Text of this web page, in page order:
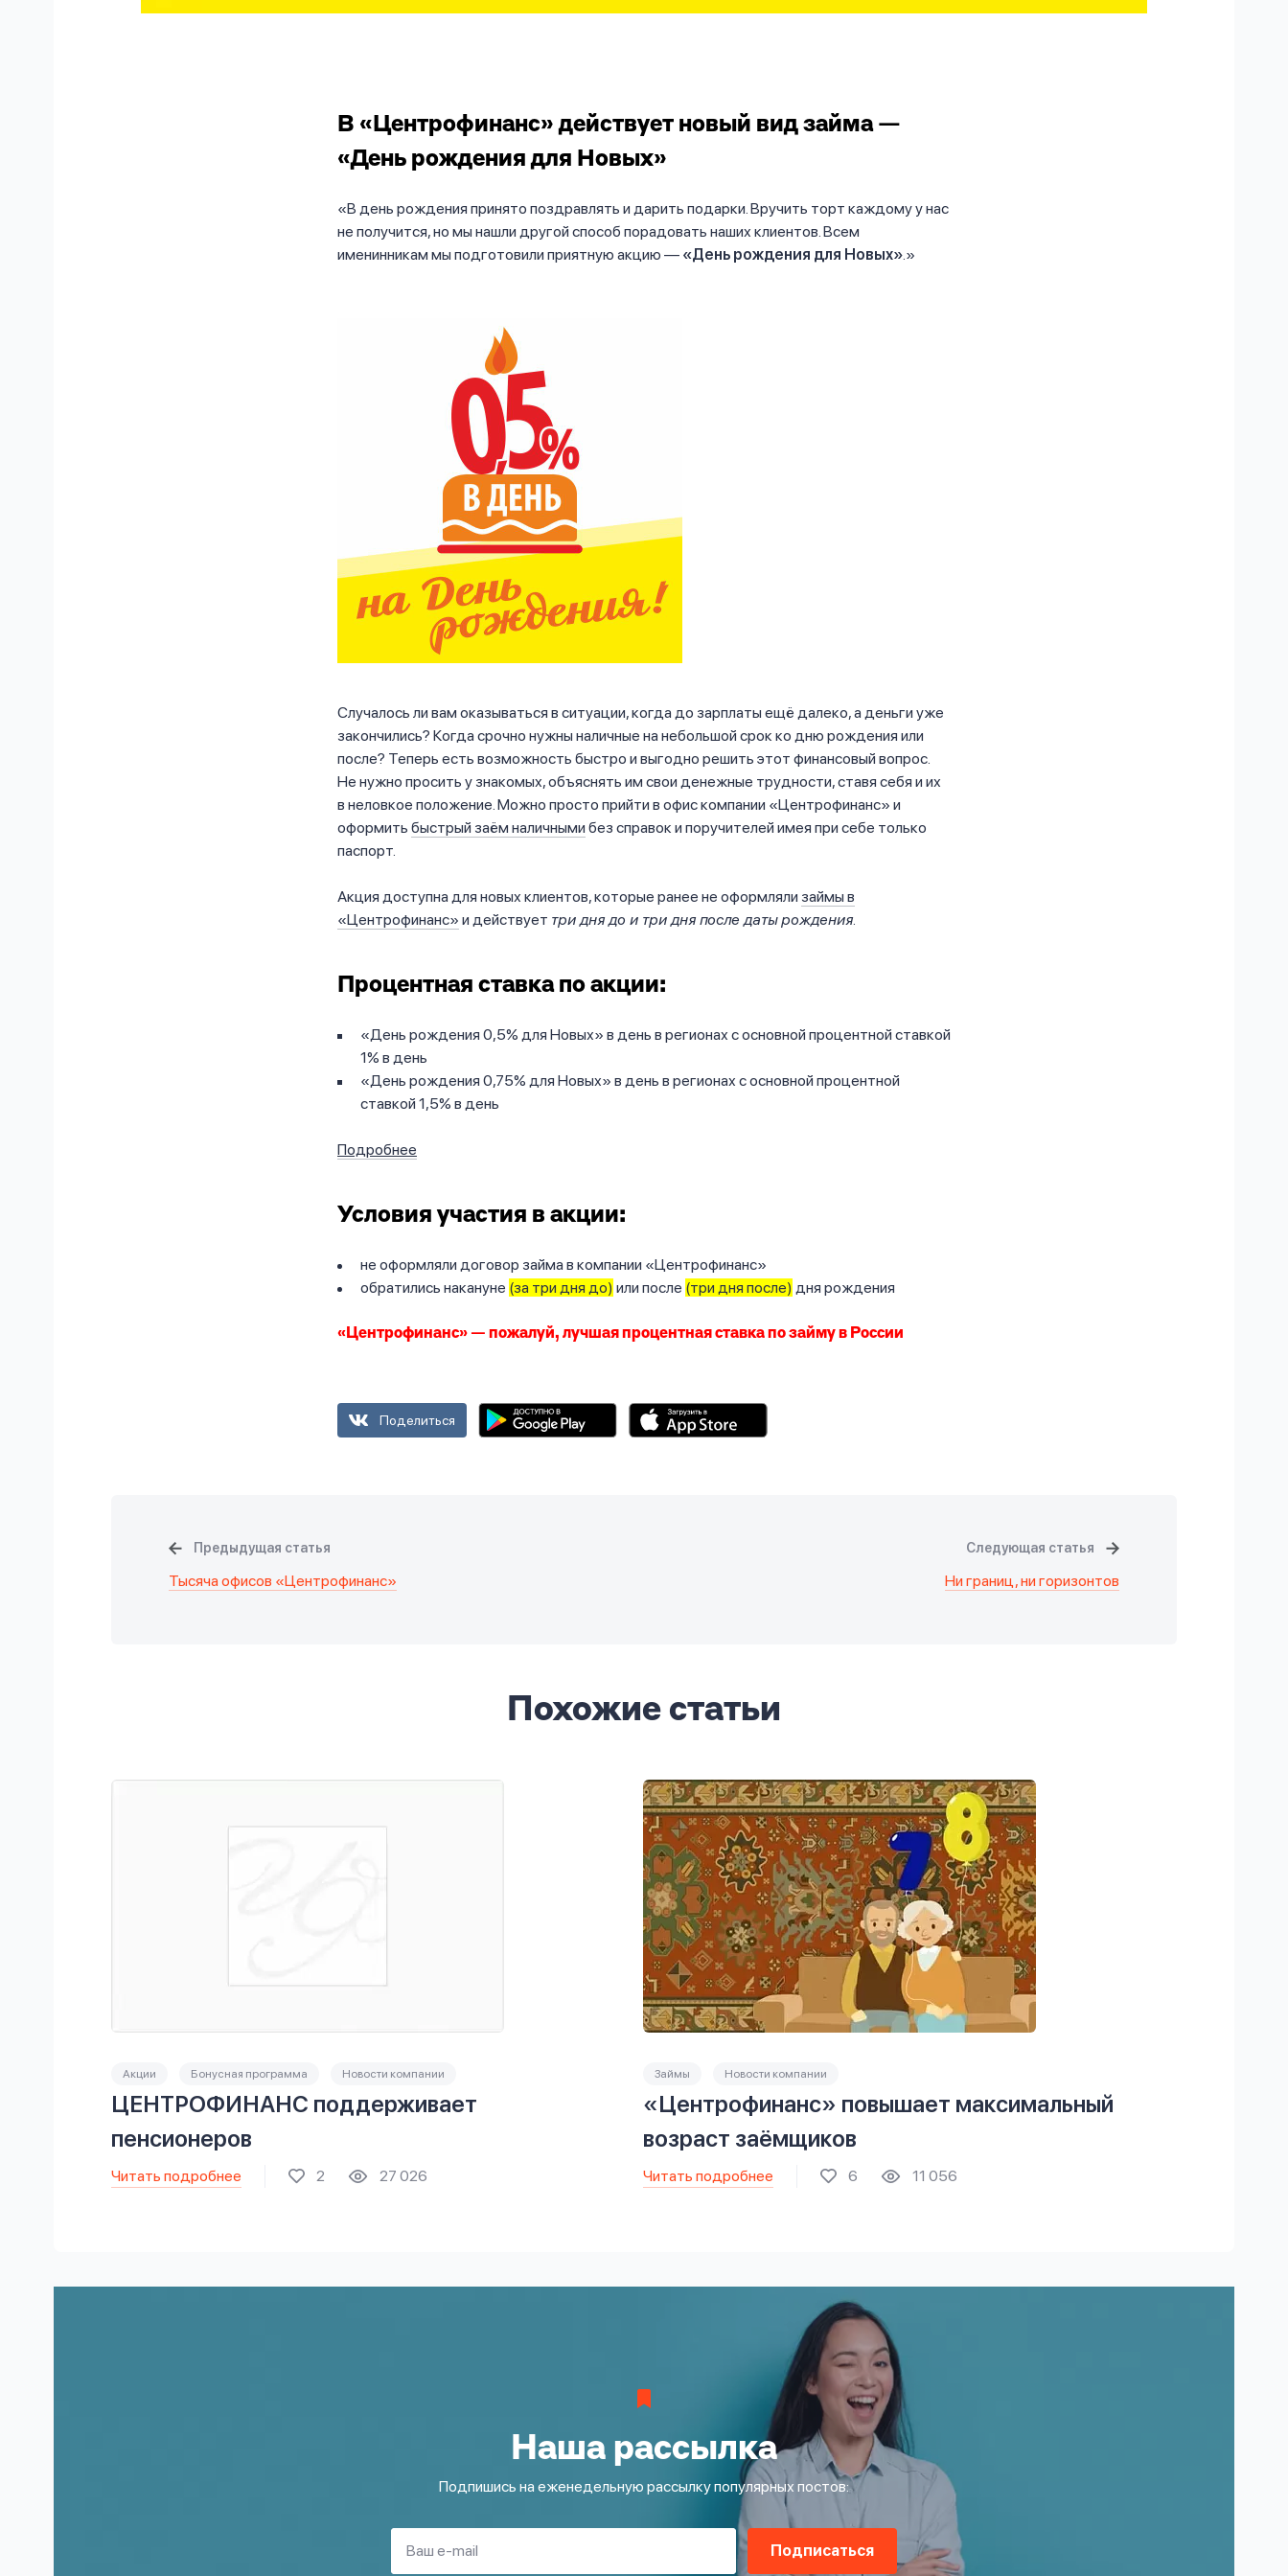
В «Центрофинанс» действует новый вид займа —
«День рождения для Новых»
В день рождения принято поздравлять и дарить подарки. Вручить торт каждому у нас
не получится, но мы нашли другой способ порадовать наших клиентов. Всем
именинникам мы подготовили приятную акцию — «День рождения для Новых».
Случалось ли вам оказываться в ситуации, когда до зарплаты ещё далеко, а деньги уже
закончились? Когда срочно нужны наличные на небольшой срок ко дню рождения или
после? Теперь есть возможность быстро и выгодно решить этот финансовый вопрос.
Не нужно просить у знакомых, объяснять им свои денежные трудности, ставя себя и их
в неловкое положение. Можно просто прийти в офис компании «Центрофинанс» и
оформить быстрый заём наличными без справок и поручителей имея при себе только
паспорт.
Акция доступна для новых клиентов, которые ранее не оформляли займы в
«Центрофинанс» и действует три дня до и три дня после даты рождения.
Процентная ставка по акции:
«День рождения 0,5% для Новых» в день в регионах с основной процентной ставкой
1% в день
«День рождения 0,75% для Новых» в день в регионах с основной процентной
ставкой 1,5% в день
Подробнее
Условия участия в акции:
не оформляли договор займа в компании «Центрофинанс»
обратились накануне (за три дня до) или после (три дня после) дня рождения
«Центрофинанс» — пожалуй, лучшая процентная ставка по займу в России
Поделиться
Предыдущая статья
Тысяча офисов «Центрофинанс»
Следующая статья
Ни границ, ни горизонтов
Похожие статьи
Акции Бонусная программа Новости компании
ЦЕНТРОФИНАНС поддерживает
пенсионеров
Читать подробнее 2 27 026
Займы Новости компании
«Центрофинанс» повышает максимальный
возраст заёмщиков
Читать подробнее 6 11 056
Наша рассылка
Подпишись на еженедельную рассылку популярных постов:
Подписаться